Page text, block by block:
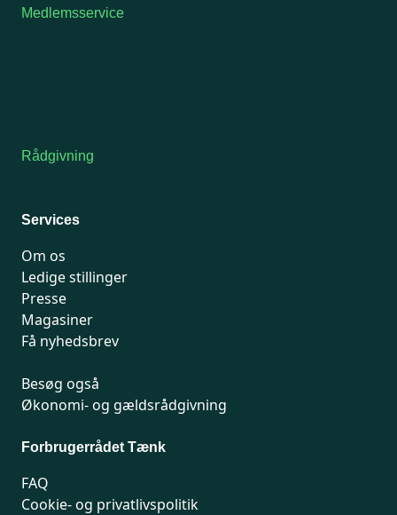
Medlemsservice
Rådgivning
Services
Om os
Ledige stillinger
Presse
Magasiner
Få nyhedsbrev
Besøg også
Økonomi- og gældsrådgivning
Forbrugerrådet Tænk
FAQ
Cookie- og privatlivspolitik